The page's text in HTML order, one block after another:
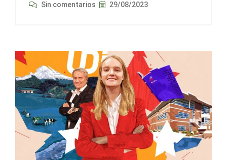
Sin comentarios 29/08/2023